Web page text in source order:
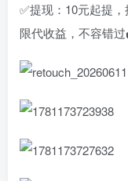
✅提现：10元起提
限代收益，不容错